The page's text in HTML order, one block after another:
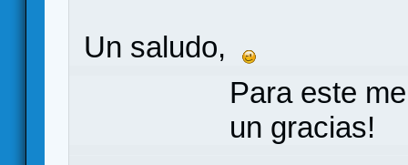
Un saludo,
Para este
un gracias!